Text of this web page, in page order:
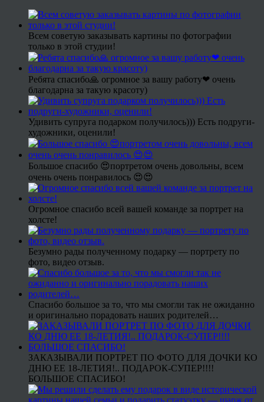
Всем советую заказывать картины по фотографии
только в этой студии!
Ребята спасибо🙏 огромное за вашу работу❤ очень
благодарна за такую красоту)
Удивить супруга подарком получилось))) Есть подруги-
художники, оценили!
Большое спасибо 😍портретом очень довольны, всем
очень очень понравилось 😍😍
Огромное спасибо всей вашей команде за портрет на
холсте!
Безумно рады полученному подарку — портрету по
фото, видео отзыв.
Спасибо большое за то, что мы смогли так не ожиданно
и оригинально порадовать наших родителей…
ЗАКАЗЫВАЛИ ПОРТРЕТ ПО ФОТО ДЛЯ ДОЧКИ КО
ДНЮ ЕЕ 18-ЛЕТИЯ!.. ПОДАРОК-СУПЕР!!!!
БОЛЬШОЕ СПАСИБО!